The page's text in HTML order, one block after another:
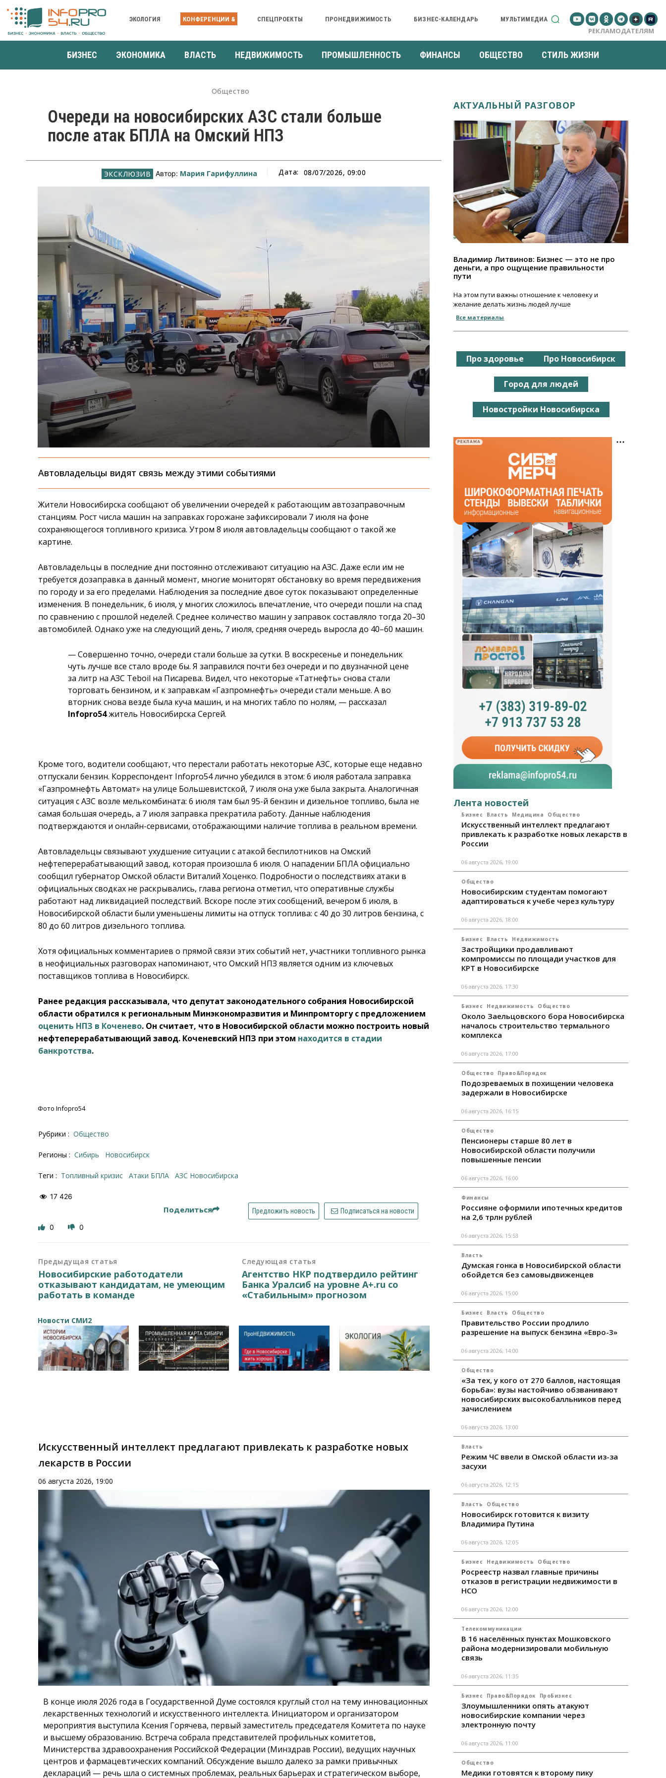
ЭКОЛОГИЯ КОНФЕРЕНЦИИ & СПЕЦПРОЕКТЫ ПРОНЕДВИЖИМОСТЬ БИЗНЕС-КАЛЕНДАРЬ МУЛЬТИМЕДИА
РЕКЛАМОДАТЕЛЯМ
БИЗНЕС ЭКОНОМИКА ВЛАСТЬ НЕДВИЖИМОСТЬ ПРОМЫШЛЕННОСТЬ ФИНАНСЫ ОБЩЕСТВО СТИЛЬ ЖИЗНИ
Общество
Очереди на новосибирских АЗС стали больше
после атак БПЛА на Омский НПЗ
Автор: Мария Гарифуллина Дата: 08/07/2026, 09:00
Автовладельцы видят связь между этими событиями
Жители Новосибирска сообщают об увеличении очередей к работающим автозаправочным
станциям. Рост числа машин на заправках горожане зафиксировали 7 июля на фоне
сохраняющегося топливного кризиса. Утром 8 июля автовладельцы сообщают о такой же
картине.
Автовладельцы в последние дни постоянно отслеживают ситуацию на АЗС. Даже если им не
требуется дозаправка в данный момент, многие мониторят обстановку во время передвижения
по городу и за его пределами. Наблюдения за последние двое суток показывают определенные
изменения. В понедельник, 6 июля, у многих сложилось впечатление, что очереди пошли на спад
по сравнению с прошлой неделей. Среднее количество машин у заправок составляло тогда 20–30
автомобилей. Однако уже на следующий день, 7 июля, средняя очередь выросла до 40–60 машин.
— Совершенно точно, очереди стали больше за сутки. В воскресенье и понедельник
чуть лучше все стало вроде бы. Я заправился почти без очереди и по двузначной цене
за литр на АЗС Teboil на Писарева. Видел, что некоторые «Татнефть» снова стали
торговать бензином, и к заправкам «Газпромнефть» очереди стали меньше. А во
вторник снова везде была куча машин, и на многих табло по нолям, — рассказал
Infopro54житель Новосибирска Сергей.
Кроме того, водители сообщают, что перестали работать некоторые АЗС, которые еще недавно
отпускали бензин. Корреспондент Infopro54 лично убедился в этом: 6 июля работала заправка
«Газпромнефть Автомат» на улице Большевистской, 7 июля она уже была закрыта. Аналогичная
ситуация с АЗС возле мелькомбината: 6 июля там был 95-й бензин и дизельное топливо, была не
самая большая очередь, а 7 июля заправка прекратила работу. Данные наблюдения
подтверждаются и онлайн-сервисами, отображающими наличие топлива в реальном времени.
Автовладельцы связывают ухудшение ситуации с атакой беспилотников на Омский
нефтеперерабатывающий завод, которая произошла 6 июля. О нападении БПЛА официально
сообщил губернатор Омской области Виталий Хоценко. Подробности о последствиях атаки в
официальных сводках не раскрывались, глава региона отметил, что оперативные службы
работают над ликвидацией последствий. Вскоре после этих сообщений, вечером 6 июля, в
Новосибирской области были уменьшены лимиты на отпуск топлива: с 40 до 30 литров бензина, с
80 до 60 литров дизельного топлива.
Хотя официальных комментариев о прямой связи этих событий нет, участники топливного рынка
в неофициальных разговорах напоминают, что Омский НПЗ является одним из ключевых
поставщиков топлива в Новосибирск.
Ранее редакция рассказывала, что депутат законодательного собрания Новосибирской
области обратился к региональным Минэкономразвития и Минпромторгу с предложением
оценить НПЗ в Коченево. Он считает, что в Новосибирской области можно построить новый
нефтеперерабатывающий завод. Коченевский НПЗ при этом находится в стадии
банкротства.
Фото Infopro54
Рубрики : Общество
Регионы : Сибирь Новосибирск
Теги : топливный кризис атаки БПЛА АЗС Новосибирска
17 426
Поделиться Предложить новость Подписаться на новости
0 0
Предыдущая статья
Новосибирские работодатели
отказывают кандидатам, не умеющим
работать в команде
Следующая статья
Агентство НКР подтвердило рейтинг
Банка Уралсиб на уровне A+.ru со
«Стабильным» прогнозом
Новости СМИ2
Искусственный интеллект предлагают привлекать к разработке новых
лекарств в России
06 августа 2026, 19:00
В конце июля 2026 года в Государственной Думе состоялся круглый стол на тему инновационных
лекарственных технологий и искусственного интеллекта. Инициатором и организатором
мероприятия выступила Ксения Горячева, первый заместитель председателя Комитета по науке
и высшему образованию. Встреча собрала представителей профильных комитетов,
Министерства здравоохранения Российской Федерации (Минздрав России), ведущих научных
центров и фармацевтических компаний. Обсуждение вышло далеко за рамки привычных
деклараций — речь шла о системных проблемах, реальных барьерах и стратегическом выборе,
АКТУАЛЬНЫЙ РАЗГОВОР
Владимир Литвинов: Бизнес — это не про
деньги, а про ощущение правильности
пути
На этом пути важны отношение к человеку и
желание делать жизнь людей лучше
Все материалы
Про здоровье Про Новосибирск
Город для людей
Новостройки Новосибирска
РЕКЛАМА
Лента новостей
Бизнес Власть Медицина Общество
Искусственный интеллект предлагают
привлекать к разработке новых лекарств в
России
06 августа 2026, 19:00
Общество
Новосибирским студентам помогают
адаптироваться к учебе через культуру
06 августа 2026, 18:00
Бизнес Власть Недвижимость
Застройщики продавливают
компромиссы по площади участков для
КРТ в Новосибирске
06 августа 2026, 17:30
Бизнес Недвижимость Общество
Около Заельцовского бора Новосибирска
началось строительство термального
комплекса
06 августа 2026, 17:00
Общество Право&Порядок
Подозреваемых в похищении человека
задержали в Новосибирске
06 августа 2026, 16:15
Общество
Пенсионеры старше 80 лет в
Новосибирской области получили
повышенные пенсии
06 августа 2026, 16:00
Финансы
Россияне оформили ипотечных кредитов
на 2,6 трлн рублей
06 августа 2026, 15:53
Власть
Думская гонка в Новосибирской области
обойдется без самовыдвиженцев
06 августа 2026, 15:00
Бизнес Власть Общество
Правительство России продлило
разрешение на выпуск бензина «Евро-3»
06 августа 2026, 14:00
Общество
«За тех, у кого от 270 баллов, настоящая
борьба»: вузы настойчиво обзванивают
новосибирских высокобалльников перед
зачислением
06 августа 2026, 13:00
Власть
Режим ЧС ввели в Омской области из-за
засухи
06 августа 2026, 12:15
Власть Общество
Новосибирск готовится к визиту
Владимира Путина
06 августа 2026, 12:05
Бизнес Недвижимость Общество
Росреестр назвал главные причины
отказов в регистрации недвижимости в
НСО
06 августа 2026, 12:00
Телекоммуникации
В 16 населённых пунктах Мошковского
района модернизировали мобильную
связь
06 августа 2026, 11:35
Бизнес Право&Порядок ПроБизнес
Злоумышленники опять атакуют
новосибирские компании через
электронную почту
06 августа 2026, 11:00
Общество
Медики готовятся к второму пику